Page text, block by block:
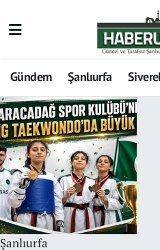
Gündem Şanlıurfa
Şanlıurfa